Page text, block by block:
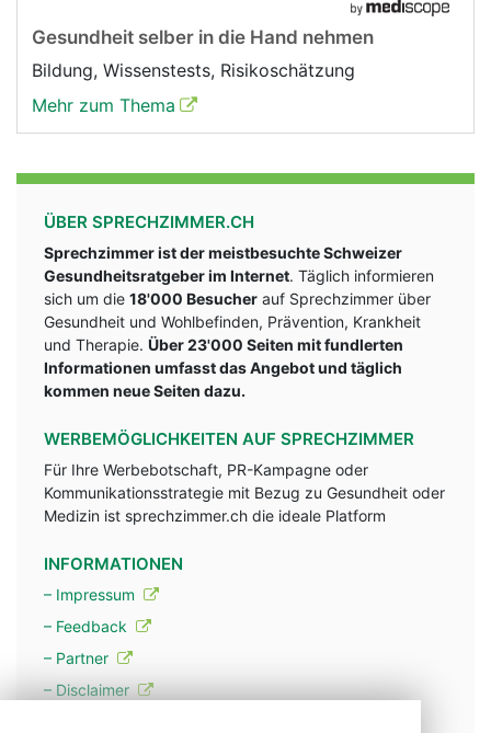
Gesundheit selber in die Hand nehmen
Bildung, Wissenstests, Risikoschätzung
Mehr zum Thema
ÜBER SPRECHZIMMER.CH
Sprechzimmer ist der meistbesuchte Schweizer
Gesundheitsratgeber im Internet. Täglich informieren
sich um die 18'000 Besucher auf Sprechzimmer über
Gesundheit und Wohlbefinden, Prävention, Krankheit
und Therapie. Über 23'000 Seiten mit fundlerten
Informationen umfasst das Angebot und täglich
kommen neue Seiten dazu.
WERBEMÖGLICHKEITEN AUF SPRECHZIMMER
Für Ihre Werbebotschaft, PR-Kampagne oder
Kommunikationsstrategie mit Bezug zu Gesundheit oder
Medizin ist sprechzimmer.ch die ideale Platform
INFORMATIONEN
– Impressum
– Feedback
– Partner
– Disclaimer